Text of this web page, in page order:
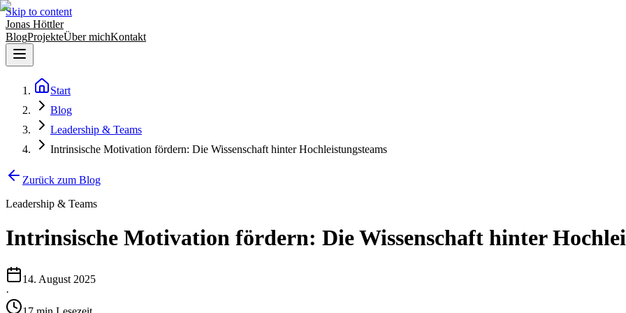
Skip to content
Jonas Höttler
BlogProjekteÜber michKontakt
Start
Blog
Leadership & Teams
Intrinsische Motivation fördern: Die Wissenschaft hinter Hochleistungsteams
Zurück zum Blog
Leadership & Teams
Intrinsische Motivation fördern: Die Wissenschaft hinter
14. August 2025
·